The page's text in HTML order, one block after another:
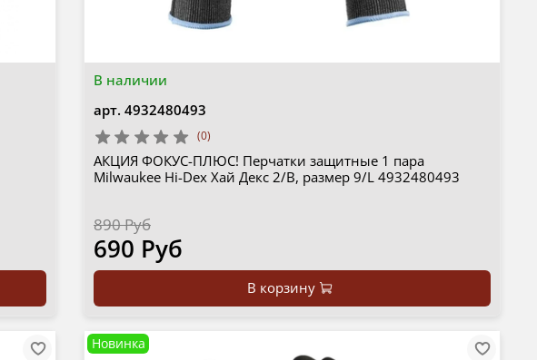
В наличии
арт. 4932480493
(0)
АКЦИЯ ФОКУС-ПЛЮС! Перчатки защитные 1 пара
Milwaukee Hi-Dex Хай Декс 2/B, размер 9/L 4932480493
890 Руб
690 Руб
В корзину
Новинка